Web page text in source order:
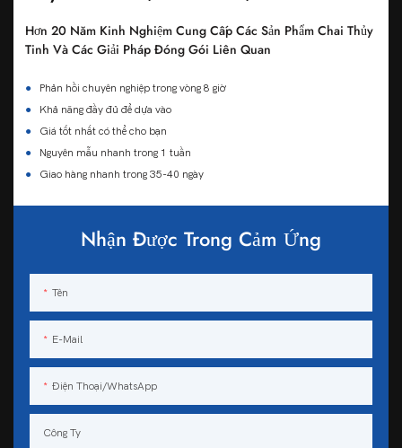
Hơn 20 Năm Kinh Nghiệm Cung Cấp Các Sản Phẩm Chai Thủy
Tinh Và Các Giải Pháp Đóng Gói Liên Quan
●
Phản hồi chuyên nghiệp trong vòng 8 giờ
●
Khả năng đầy đủ để dựa vào
●
Giá tốt nhất có thể cho bạn
●
Nguyên mẫu nhanh trong 1 tuần
●
Giao hàng nhanh trong 35-40 ngày
Nhận Được Trong Cảm Ứng
Tên
E-Mail
Điện Thoại/WhatsApp
Công Ty